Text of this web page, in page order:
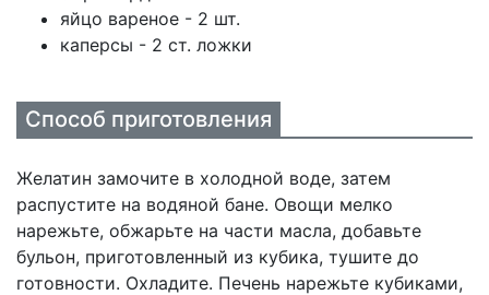
яйцо вареное - 2 шт.
каперсы - 2 ст. ложки
Способ приготовления
Желатин замочите в холодной воде, затем
распустите на водяной бане. Овощи мелко
нарежьте, обжарьте на части масла, добавьте
бульон, приготовленный из кубика, тушите до
готовности. Охладите. Печень нарежьте кубиками,